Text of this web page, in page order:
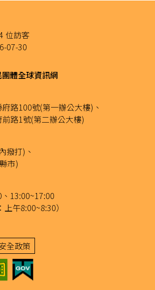
位訪客
07-30
體全球資訊網
路100號(第一辦公大樓)、
路1號(第二辦公大樓)
撥打)、
市)
13:00~17:00
午8:00~8:30）
全政策